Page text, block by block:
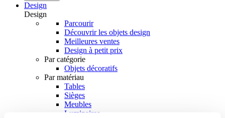
Design
Design
Parcourir
Découvrir les objets design
Meilleures ventes
Design à petit prix
Par catégorie
Objets décoratifs
Par matériau
Tables
Sièges
Meubles
Luminaires